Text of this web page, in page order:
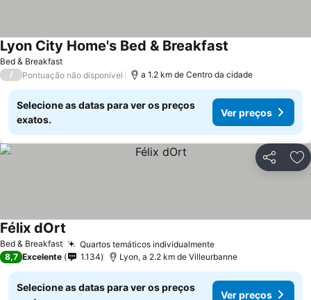
Bed & Breakfast
Lyon City Home's Bed & Breakfast
/ Pontuação não disponível a 1.2 km de Centro da cidade
Selecione as datas para ver os preços
exatos.
Ver preços
Partilhar
Bed & Breakfast Quartos temáticos individualmente
Félix dOrt
8,7 Excelente 1.134 Lyon, a 2.2 km de Villeurbanne
Selecione as datas para ver os preços
Ver preços